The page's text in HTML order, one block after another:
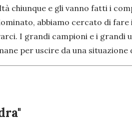
chiunque e gli vanno fatti i
abbiamo cercato di
I grandi campioni e i grandi
per uscire da una situazione